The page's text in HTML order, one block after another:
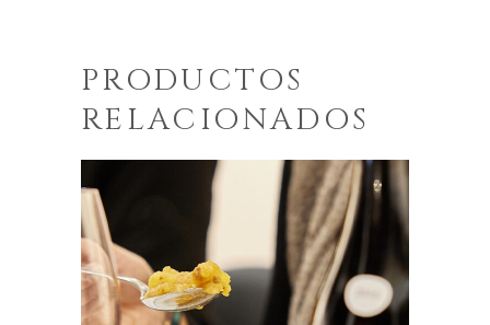
PRODUCTOS
RELACIONADOS